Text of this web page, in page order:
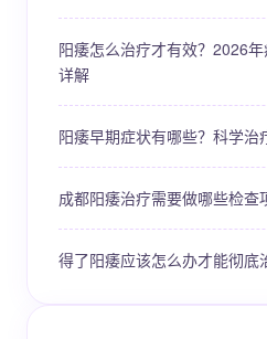
阳痿怎么治疗才有效？2026
详解
阳痿早期症状有哪些？科学治
成都阳痿治疗需要做哪些检查
得了阳痿应该怎么办才能彻底